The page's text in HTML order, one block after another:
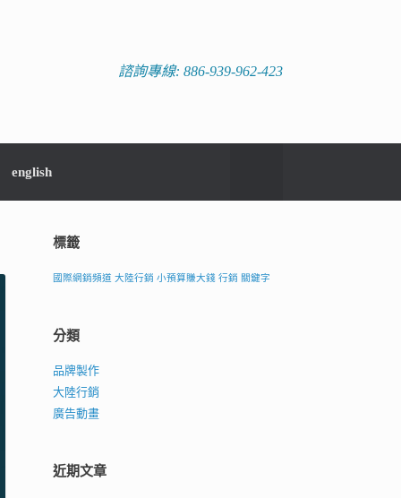
諮詢專線: 886-939-962-423
english
標籤
國際網銷頻道 大陸行銷 小預算賺大錢 行銷 關鍵字
分類
品牌製作
大陸行銷
廣告動畫
近期文章